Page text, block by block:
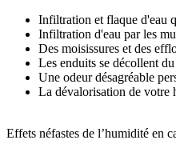
Infiltration et flaque d'eau
Infiltration d'eau par les
Des moisissures et des
Les enduits se décollent
Une odeur désagréable
La dévalorisation de votre
Effets néfastes de l’humidité en